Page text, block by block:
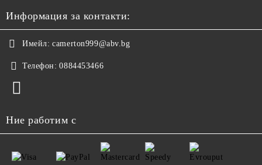
Информация за контакти:
Имейл: camerton999@abv.bg
Телефон: 0884453466
Ние работим с